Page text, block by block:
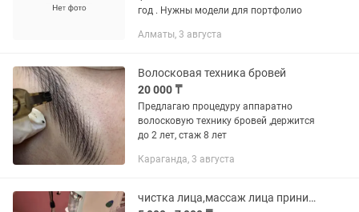
год . Нужны модели для портфолио
Алматы, 3 августа
Волосковая техника бровей
20 000 ₸
Предлагаю процедуру аппаратно
волосковую технику бровей ,держится
до 2 лет, стаж 8 лет
Караганда, 3 августа
чистка лица,массаж лица принимаю только женщин